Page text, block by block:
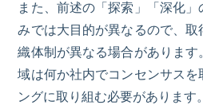
また、前述の「探索」「深化
みでは大目的が異なるので、取
織体制が異なる場合があります
域は何か社内でコンセンサスを
ングに取り組む必要があります。